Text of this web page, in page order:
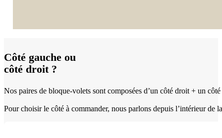
Côté gauche ou
côté droit ?
Nos paires de bloque-volets sont composées d’un côté droit + un
Pour choisir le côté à commander, nous parlons depuis l’intérieur